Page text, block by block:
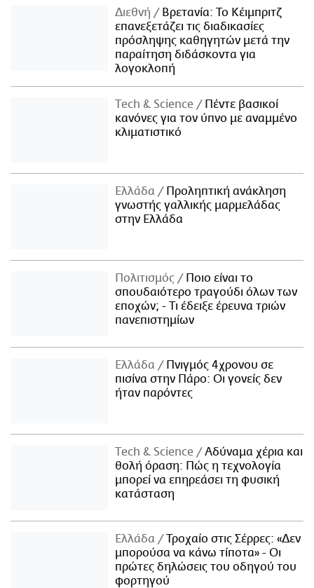
Διεθνή
Βρετανία: Το Κέιμπριτζ
επανεξετάζει τις διαδικασίες
πρόσληψης καθηγητών μετά την
παραίτηση διδάσκοντα για
λογοκλοπή
Τech & Science
Πέντε βασικοί
κανόνες για τον ύπνο με αναμμένο
κλιματιστικό
Ελλάδα
Προληπτική ανάκληση
γνωστής γαλλικής μαρμελάδας
στην Ελλάδα
Πολιτισμός
Ποιο είναι το
σπουδαιότερο τραγούδι όλων των
εποχών; - Τι έδειξε έρευνα τριών
πανεπιστημίων
Ελλάδα
Πνιγμός 4χρονου σε
πισίνα στην Πάρο: Οι γονείς δεν
ήταν παρόντες
Τech & Science
Αδύναμα χέρια και
θολή όραση: Πώς η τεχνολογία
μπορεί να επηρεάσει τη φυσική
κατάσταση
Ελλάδα
Τροχαίο στις Σέρρες: «Δεν
μπορούσα να κάνω τίποτα» - Οι
πρώτες δηλώσεις του οδηγού του
φορτηγού